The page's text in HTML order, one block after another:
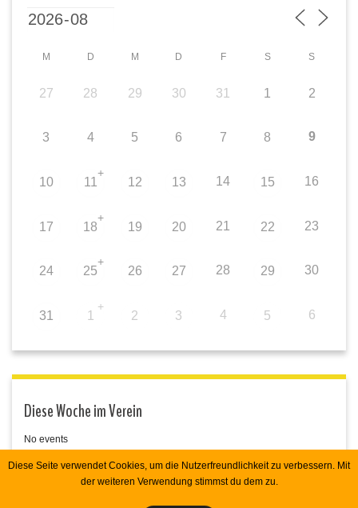
M D M D F S S
27 28 29 30 31 1 2
3 4 5 6 7 8 9
10 11
+
12 13 14 15 16
17 18
+
19 20 21 22 23
24 25
+
26 27 28 29 30
31 1
+
2 3 4 5 6
Diese Woche im Verein
No events
Copyright 2026 Spvgg Kalenborn e.V. RHecker
Diese Seite verwendet Cookies, um die Nutzerfreundlichkeit zu verbessern. Mit
der weiteren Verwendung stimmst du dem zu.